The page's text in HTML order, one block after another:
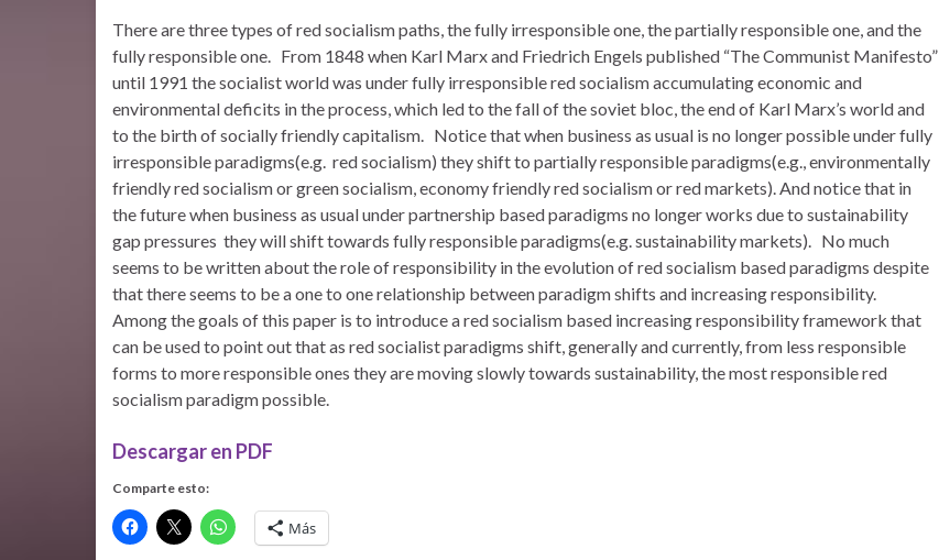
There are three types of red socialism paths, the fully irresponsible one, the partially responsible one, and the
fully responsible one. From 1848 when Karl Marx and Friedrich Engels published “The Communist Manifesto”
until 1991 the socialist world was under fully irresponsible red socialism accumulating economic and
environmental deficits in the process, which led to the fall of the soviet bloc, the end of Karl Marx’s world and
to the birth of socially friendly capitalism. Notice that when business as usual is no longer possible under fully
irresponsible paradigms(e.g. red socialism) they shift to partially responsible paradigms(e.g., environmentally
friendly red socialism or green socialism, economy friendly red socialism or red markets). And notice that in
the future when business as usual under partnership based paradigms no longer works due to sustainability
gap pressures they will shift towards fully responsible paradigms(e.g. sustainability markets). No much
seems to be written about the role of responsibility in the evolution of red socialism based paradigms despite
that there seems to be a one to one relationship between paradigm shifts and increasing responsibility.
Among the goals of this paper is to introduce a red socialism based increasing responsibility framework that
can be used to point out that as red socialist paradigms shift, generally and currently, from less responsible
forms to more responsible ones they are moving slowly towards sustainability, the most responsible red
socialism paradigm possible.
Descargar en PDF
Comparte esto:
Más